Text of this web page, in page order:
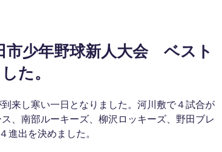
市少年野球新人大会 ベスト
た。
来し寒い一日となりました。河川敷で４試合が
、南部ルーキーズ、柳沢ロッキーズ、野田ブレ
進出を決めました。